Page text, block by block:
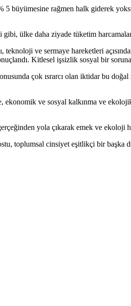
5 büyümesine rağmen halk giderek
ülke daha ziyade tüketim
teknoloji ve sermaye hareketleri
Kitlesel işsizlik sosyal bir
çok ısrarcı olan iktidar bu
ve sosyal kalkınma ve
yola çıkarak emek ve
toplumsal cinsiyet eşitlikçi bir